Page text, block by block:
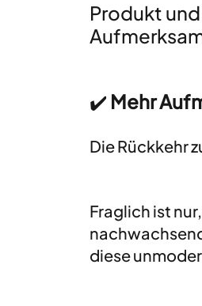
Produkt
✔️ Mehr
Die Rückkehr
Fraglich ist
diese